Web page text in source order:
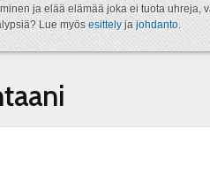
ja elää elämää joka ei tuota uhreja,
Lue myösesittelyjajohdanto.